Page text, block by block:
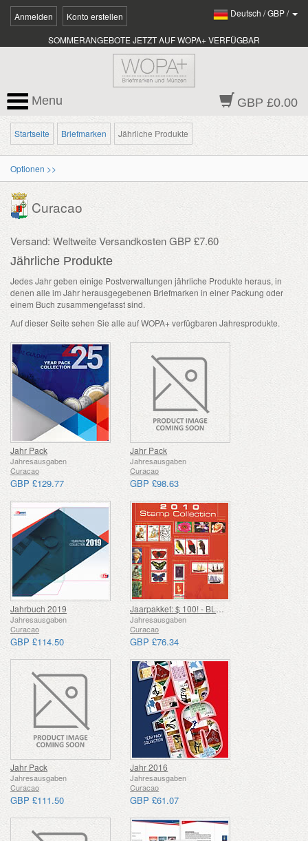
Anmelden Konto erstellen Deutsch /GBP/
SOMMERANGEBOTE JETZT AUF WOPA+ VERFÜGBAR
GBP £0.00
Menu
Startseite Briefmarken Jährliche Produkte
Optionen >>
Curacao
Versand: Weltweite Versandkosten GBP £7.60
Jährliche Produkte
Jedes Jahr geben einige Postverwaltungen jährliche Produkte heraus, in
denen alle im Jahr herausgegebenen Briefmarken in einer Packung oder
einem Buch zusammengefasst sind.
Auf dieser Seite sehen Sie alle auf WOPA+ verfügbaren Jahresprodukte.
Jahr Pack
Jahresausgaben
Curacao
GBP £129.77
Jahr Pack
Jahresausgaben
Curacao
GBP £98.63
Jahrbuch 2019
Jahresausgaben
Curacao
GBP £114.50
Jaarpakket: $ 100! - BLACK FRIDAY AANBIEDING
Jahresausgaben
Curacao
GBP £76.34
Jahr Pack
Jahresausgaben
Curacao
GBP £111.50
Jahr 2016
Jahresausgaben
Curacao
GBP £61.07